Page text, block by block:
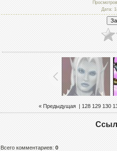
Просмотров
Дата:
« Предыдущая|128 129 130
Всего комментариев:0